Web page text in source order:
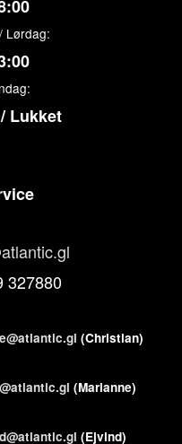
Lørdag:
Lukket
327880
(Christian)
(Marianne)
(Ejvind)